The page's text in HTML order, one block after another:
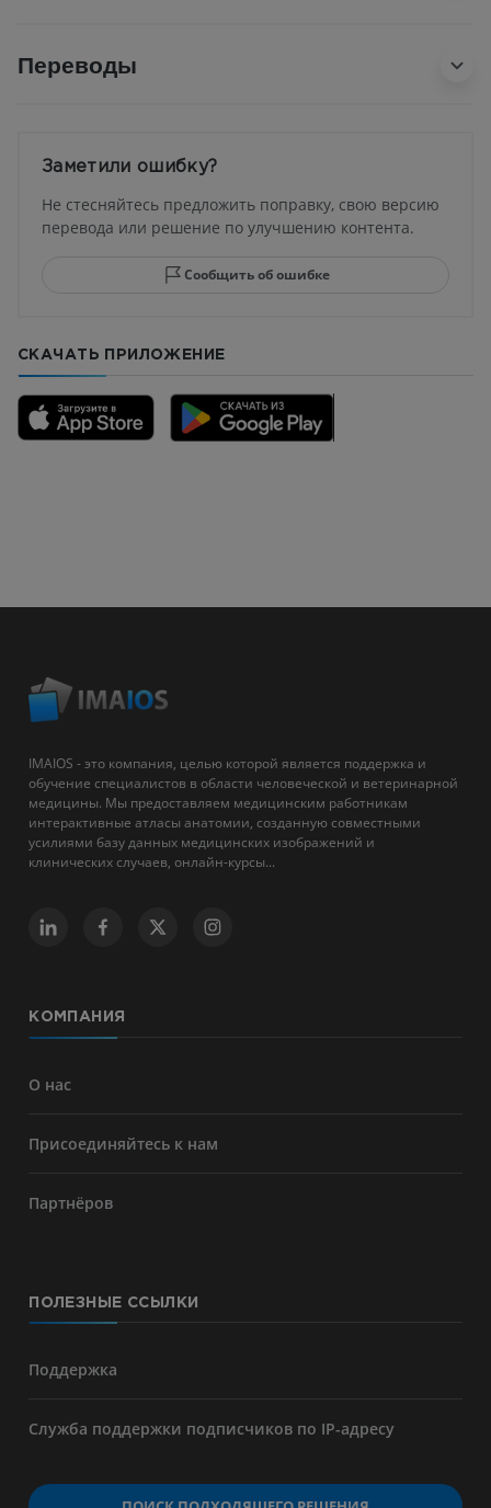
Переводы
Заметили ошибку?
Не стесняйтесь предложить поправку, свою версию
перевода или решение по улучшению контента.
Сообщить об ошибке
СКАЧАТЬ ПРИЛОЖЕНИЕ
IMAIOS - это компания, целью которой является поддержка и
обучение специалистов в области человеческой и ветеринарной
медицины. Мы предоставляем медицинским работникам
интерактивные атласы анатомии, созданную совместными
усилиями базу данных медицинских изображений и
клинических случаев, онлайн-курсы...
КОМПАНИЯ
О нас
Присоединяйтесь к нам
Партнёров
ПОЛЕЗНЫЕ ССЫЛКИ
Поддержка
Служба поддержки подписчиков по IP-адресу